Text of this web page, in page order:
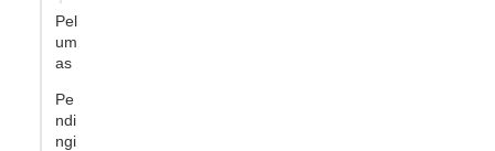
Pel
um
as
Pe
ndi
ngi